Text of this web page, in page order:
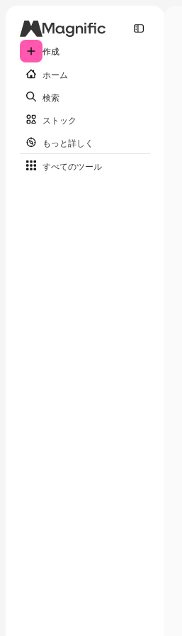
作成
ホーム
検索
ストック
もっと詳しく
すべてのツール